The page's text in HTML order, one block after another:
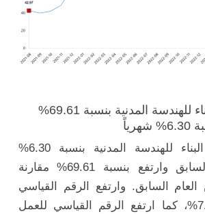
ارتفاع تكاليف البناء للهندسة المدنية بنسبة 69.61%
ارتفعت تكاليف البناء للهندسة المدنية بنسبة 6.30%
مقارنة بالشهر السابق وارتفع بنسبة 69.61% مقارنة
السابق. وارتفع الرقم القياسي
للمواد بنسبة 7.81%، كما ارتفع الرقم القياسي للعمل